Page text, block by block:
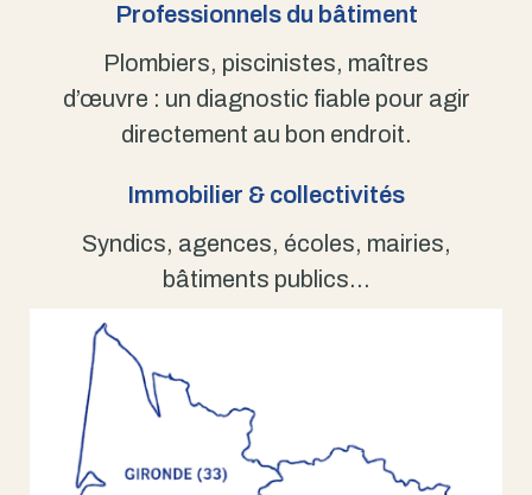
Professionnels du bâtiment
Plombiers, piscinistes, maîtres
d’œuvre : un diagnostic fiable pour agir
directement au bon endroit.
Immobilier & collectivités
Syndics, agences, écoles, mairies,
bâtiments publics…